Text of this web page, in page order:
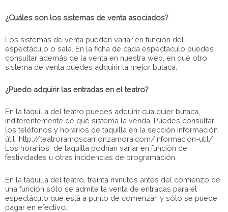
¿Cuáles son los sistemas de venta asociados?
Los sistemas de venta pueden variar en función del
espectáculo o sala. En la ficha de cada espectáculo puedes
consultar además de la venta en nuestra web, en qué otro
sistema de venta puedes adquirir la mejor butaca.
¿Puedo adquirir las entradas en el teatro?
En la taquilla del teatro puedes adquirir cualquier butaca,
indiferentemente de qué sistema la venda. Puedes consultar
los teléfonos y horarios de taquilla en la sección información
útil http://teatroramoscarrionzamora.com/informacion-util/.
Los horarios de taquilla podrían variar en función de
festividades u otras incidencias de programación.
En la taquilla del teatro, treinta minutos antes del comienzo de
una función sólo se admite la venta de entradas para el
espectáculo que está a punto de comenzar, y sólo se puede
pagar en efectivo.